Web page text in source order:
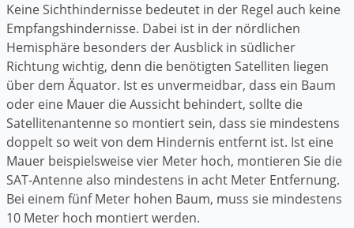
Keine Sichthindernisse bedeutet in der Regel auch keine
Empfangshindernisse. Dabei ist in der nördlichen
Hemisphäre besonders der Ausblick in südlicher
Richtung wichtig, denn die benötigten Satelliten liegen
über dem Äquator. Ist es unvermeidbar, dass ein Baum
oder eine Mauer die Aussicht behindert, sollte die
Satellitenantenne so montiert sein, dass sie mindestens
doppelt so weit von dem Hindernis entfernt ist. Ist eine
Mauer beispielsweise vier Meter hoch, montieren Sie die
SAT-Antenne also mindestens in acht Meter Entfernung.
Bei einem fünf Meter hohen Baum, muss sie mindestens
10 Meter hoch montiert werden.